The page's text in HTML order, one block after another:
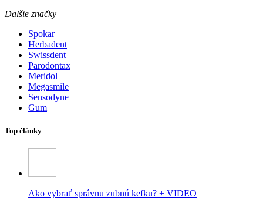
Dalšie značky
Spokar
Herbadent
Swissdent
Parodontax
Meridol
Megasmile
Sensodyne
Gum
Top články
Ako vybrať správnu zubnú kefku? + VIDEO